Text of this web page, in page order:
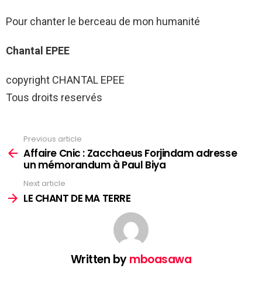
Pour chanter le berceau de mon humanité
Chantal EPEE
copyright CHANTAL EPEE
Tous droits reservés
more
Previous article
Affaire Cnic : Zacchaeus Forjindam adresse
un mémorandum à Paul Biya
Next article
LE CHANT DE MA TERRE
Written bymboasawa